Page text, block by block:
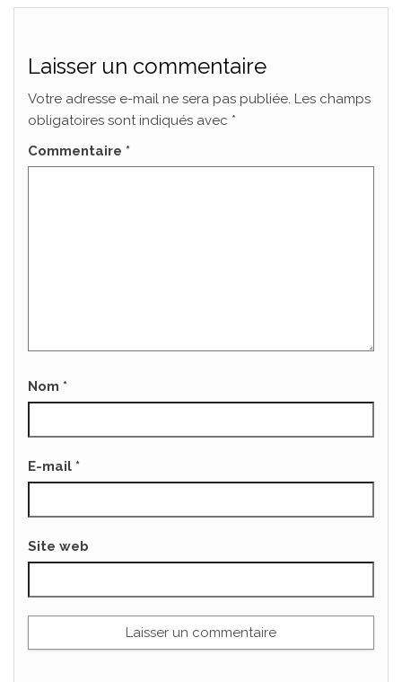
Laisser un commentaire
Votre adresse e-mail ne sera pas publiée. Les champs
obligatoires sont indiqués avec *
Commentaire *
Nom *
E-mail *
Site web